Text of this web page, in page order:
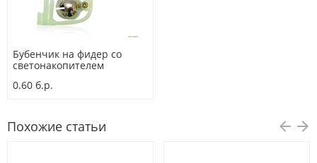
Бубенчик на фидер со
светонакопителем
0.60 б.р.
Похожие статьи